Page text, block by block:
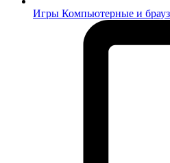
Игры Компьютерные и